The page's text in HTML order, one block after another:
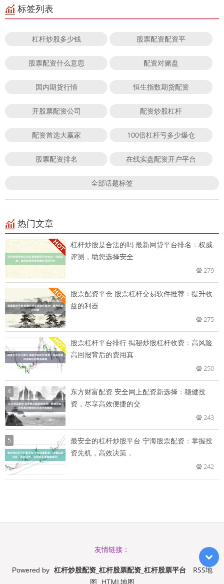
标签列表
杠杆炒股多少钱 股票配资配资平
股票配资什么意思 配资对赌盘
国内期货行情 恒生指数期货配资
开股票配资公司 配资炒股杠杆
配资首选大赢家 100倍杠杆亏多少爆仓
股票配资排名 在线实盘配资开户平台
全部话题标签
热门文章
杠杆炒股是合法的吗 最新网贷平台排名：权威
评测，助您选择安全
279
股票配资平仓 股票杠杆交易软件推荐：提升收
益的利器
275
股票杠杆平台排行 揭秘炒股杠杆收费：高风险
高回报背后的费用真
250
4
东方财富配资 安全网上配资新选择：稳健投
资，尽享高效便捷的交
243
5
最安全的杠杆炒股平台 宁海股票配资：掌握投
资先机，高效决策，
242
友情链接：
Powered by 杠杆炒股配资_杠杆股票配资_杠杆股票平台
RSS地
图 HTML地图